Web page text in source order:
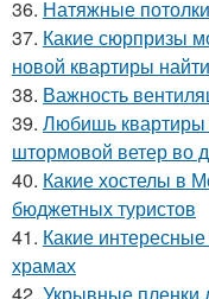
36. Натяжные
37. Какие сюрпризы
новой квартиры
38. Важность
39. Любишь квартиры
штормовой ветер во
40. Какие хостелы в
бюджетных туристов
41. Какие
храмах